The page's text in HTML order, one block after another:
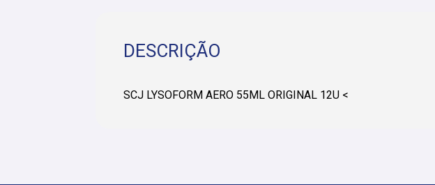
DESCRIÇÃO
SCJ LYSOFORM AERO 55ML ORIGINAL 12U <